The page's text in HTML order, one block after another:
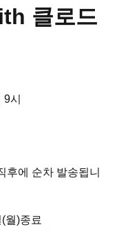
클로드
시
후에 순차 발송됩니
월)종료